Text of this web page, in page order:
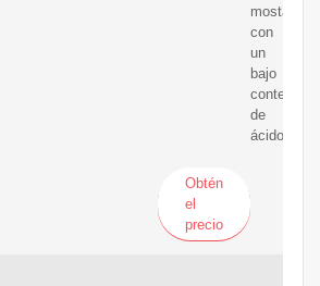
mostaza
con
un
bajo
contenido
de
ácido
Obtén
el
precio